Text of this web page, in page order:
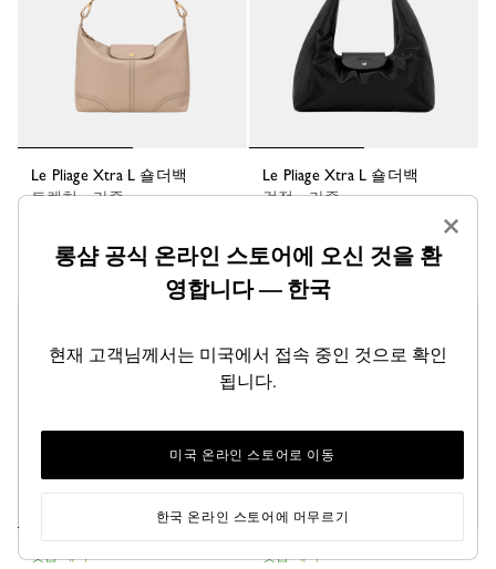
Le Pliage Xtra L 숄더백
트렌치 - 가죽
Le Pliage Xtra L 숄더백
검정 - 가죽
맞춤 제작 맞춤 제작
×
롱샴 공식 온라인 스토어에 오신 것을 환
영합니다 — 한국
현재 고객님께서는 미국에서 접속 중인 것으로 확인
됩니다.
미국 온라인 스토어로 이동
한국 온라인 스토어에 머무르기